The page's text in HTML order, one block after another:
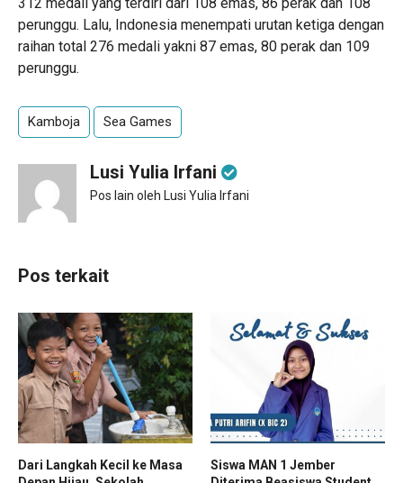
perunggu. Lalu, Indonesia menempati urutan ketiga dengan
raihan total 276 medali yakni 87 emas, 80 perak dan 109
perunggu.
Kamboja Sea Games
Lusi Yulia Irfani
Pos lain oleh Lusi Yulia Irfani
Pos terkait
Dari Langkah Kecil ke Masa
Siswa MAN 1 Jember